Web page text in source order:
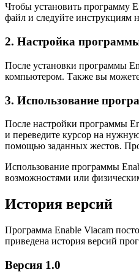
Чтобы установить программу
файл и следуйте инструкциям
2. Настройка
После установки программы
компьютером. Также вы можете
3. Использование
После настройки программы
и переведите курсор на
помощью заданных жестов.
Использование программы
возможностями или
История версий
Программа Enable Viacam
приведена история версий
Версия 1.0